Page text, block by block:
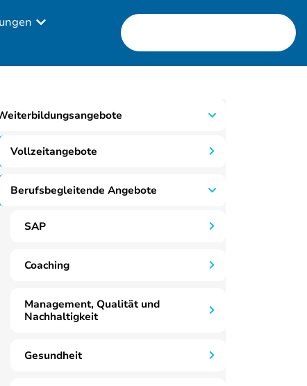
Vollzeitangebote
Berufsbegleitende Angebote
SAP
Coaching
Management, Qualität und
Nachhaltigkeit
Gesundheit